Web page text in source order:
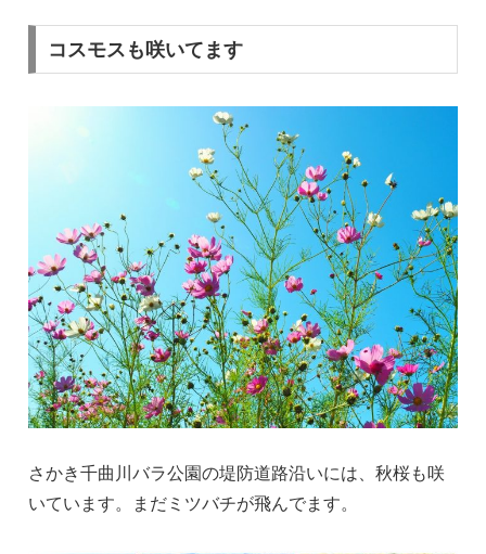
コスモスも咲いてます
さかき千曲川バラ公園の堤防道路沿いには、秋桜も咲
いています。まだミツバチが飛んでます。